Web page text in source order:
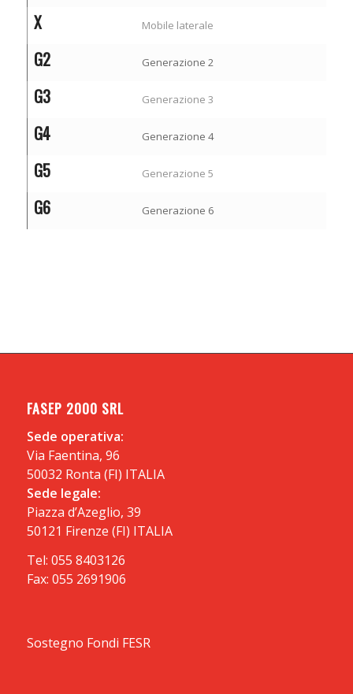
X Mobile laterale
G2 Generazione 2
G3 Generazione 3
G4 Generazione 4
G5 Generazione 5
G6 Generazione 6
FASEP 2000 SRL
Sede operativa:
Via Faentina, 96
50032 Ronta (FI) ITALIA
Sede legale:
Piazza d’Azeglio, 39
50121 Firenze (FI) ITALIA
Tel: 055 8403126
Fax: 055 2691906
Sostegno Fondi FESR